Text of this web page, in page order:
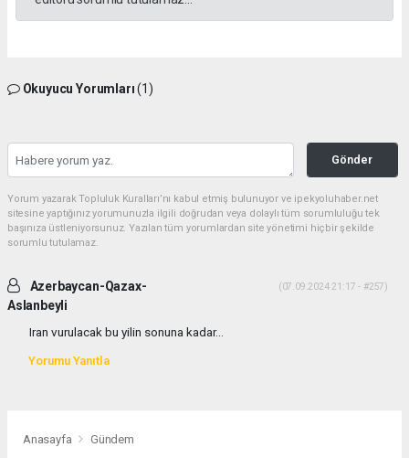
Okuyucu Yorumları(1)
Gönder
Yorum yazarak Topluluk Kuralları’nı kabul etmiş bulunuyor ve ipekyoluhaber.net
sitesine yaptığınız yorumunuzla ilgili doğrudan veya dolaylı tüm sorumluluğu tek
başınıza üstleniyorsunuz. Yazılan tüm yorumlardan site yönetimi hiçbir şekilde
sorumlu tutulamaz.
Azerbaycan-Qazax-
Aslanbeyli
(07.09.2024 21:17 - #257)
Iran vurulacak bu yilin sonuna kadar...
Yorumu Yanıtla
Anasayfa Gündem